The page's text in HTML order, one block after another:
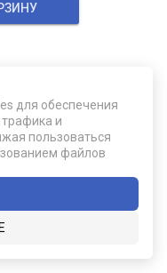
мл
для обеспечения
и
пользоваться
файлов